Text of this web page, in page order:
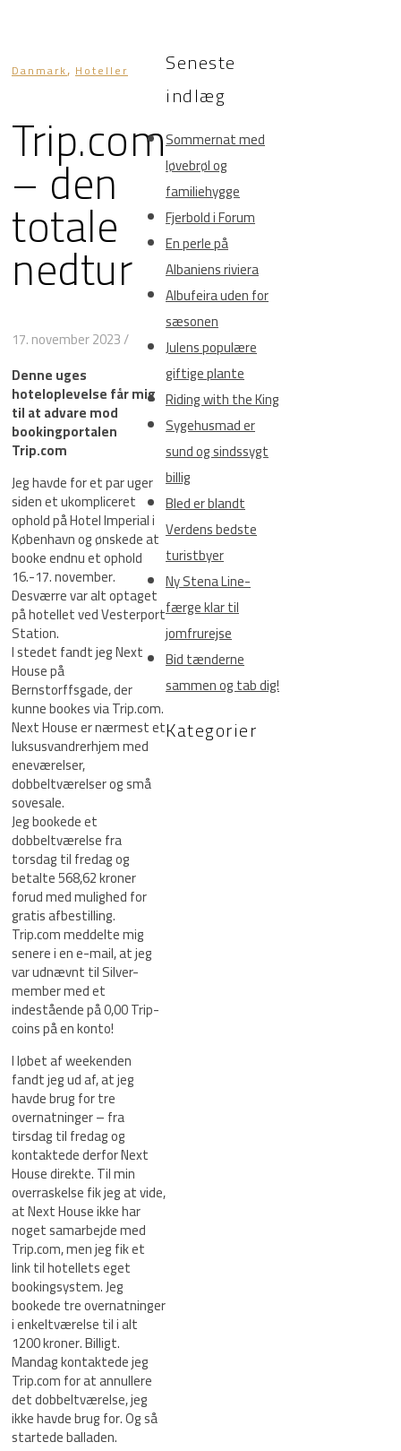
Danmark, Hoteller
Trip.com
– den
totale
nedtur
17. november 2023/
Denne uges
hoteloplevelse får mig
til at advare mod
bookingportalen
Trip.com
Jeg havde for et par uger
siden et ukompliceret
ophold på Hotel Imperial i
København og ønskede at
booke endnu et ophold
16.-17. november.
Desværre var alt optaget
på hotellet ved Vesterport
Station.
I stedet fandt jeg Next
House på
Bernstorffsgade, der
kunne bookes via Trip.com.
Next House er nærmest et
luksusvandrerhjem med
eneværelser,
dobbeltværelser og små
sovesale.
Jeg bookede et
dobbeltværelse fra
torsdag til fredag og
betalte 568,62 kroner
forud med mulighed for
gratis afbestilling.
Trip.com meddelte mig
senere i en e-mail, at jeg
var udnævnt til Silver-
member med et
indestående på 0,00 Trip-
coins på en konto!
I løbet af weekenden
fandt jeg ud af, at jeg
havde brug for tre
overnatninger – fra
tirsdag til fredag og
kontaktede derfor Next
House direkte. Til min
overraskelse fik jeg at vide,
at Next House ikke har
noget samarbejde med
Trip.com, men jeg fik et
link til hotellets eget
bookingsystem. Jeg
bookede tre overnatninger
i enkeltværelse til i alt
1200 kroner. Billigt.
Mandag kontaktede jeg
Trip.com for at annullere
det dobbeltværelse, jeg
ikke havde brug for. Og så
startede balladen.
Seneste
indlæg
Sommernat med
løvebrøl og
familiehygge
Fjerbold i Forum
En perle på
Albaniens riviera
Albufeira uden for
sæsonen
Julens populære
giftige plante
Riding with the King
Sygehusmad er
sund og sindssygt
billig
Bled er blandt
Verdens bedste
turistbyer
Ny Stena Line-
færge klar til
jomfrurejse
Bid tænderne
sammen og tab dig!
Kategorier